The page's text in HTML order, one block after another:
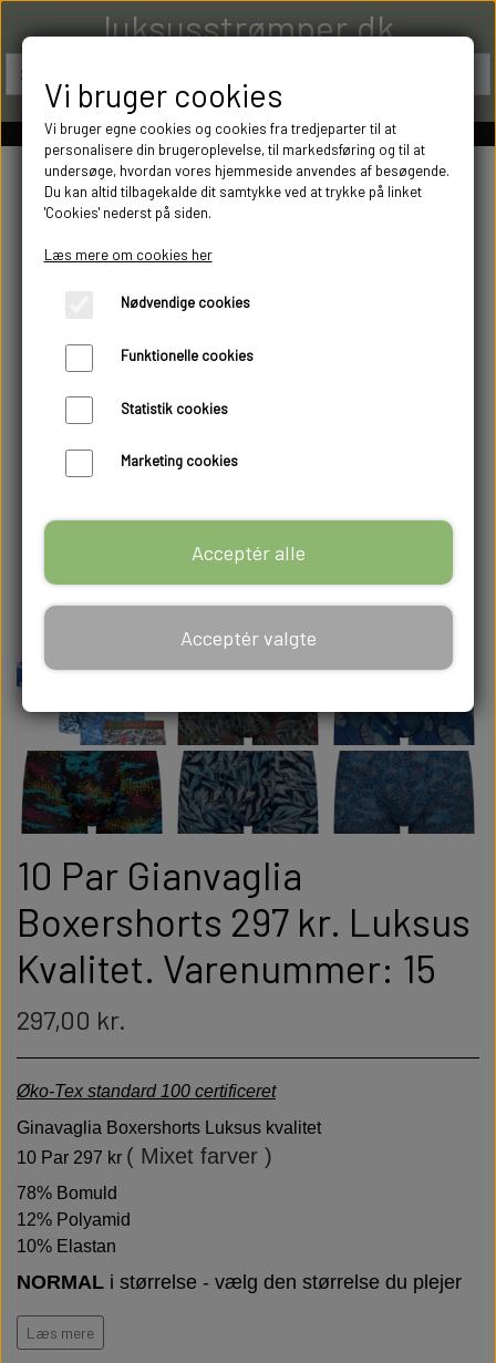
luksusstrømper.dk
10 Par Gianvaglia
Boxershorts 297 kr. Luksus
Kvalitet. Varenummer: 15
297,00 kr.
Øko-Tex standard 100 certificeret
Ginavaglia Boxershorts Luksus kvalitet
10 Par 297 kr ( Mixet farver )
78% Bomuld
12% Polyamid
10% Elastan
NORMAL i størrelse - vælg den størrelse du plejer
at bruge
GIANVAGLIA står for italiensk moderigtigt og funktionelt
Læs mere
Vi bruger cookies
Vi bruger egne cookies og cookies fra tredjeparter til at
personalisere din brugeroplevelse, til markedsføring og til at
undersøge, hvordan vores hjemmeside anvendes af besøgende.
Du kan altid tilbagekalde dit samtykke ved at trykke på linket
'Cookies' nederst på siden.
Læs mere om cookies her
Nødvendige cookies
Funktionelle cookies
Statistik cookies
Marketing cookies
Acceptér alle
Acceptér valgte